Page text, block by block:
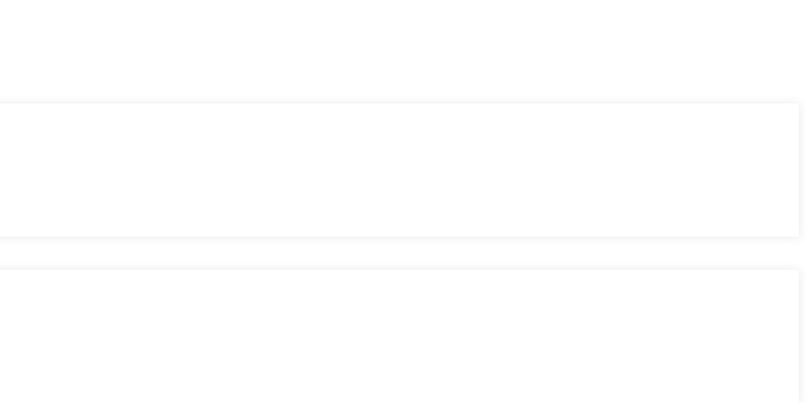
sans complications.
du marché.
des plateformes et des dApps.